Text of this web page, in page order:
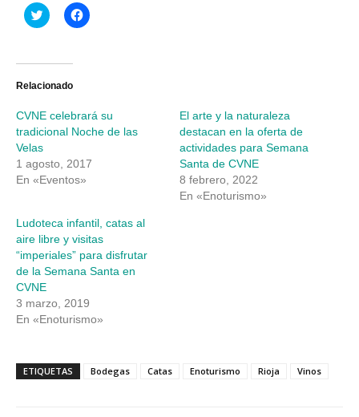
Haz
clic
Twitter
abre
ventana
nueva)
Haz
clic
ventana
nueva)
Relacionado
CVNE celebrará su
tradicional Noche de las
Velas
1 agosto, 2017
En «Eventos»
El arte y la naturaleza
destacan en la oferta de
actividades para Semana
Santa de CVNE
8 febrero, 2022
En «Enoturismo»
Ludoteca infantil, catas al
aire libre y visitas
“imperiales” para disfrutar
de la Semana Santa en
CVNE
3 marzo, 2019
En «Enoturismo»
ETIQUETAS Bodegas Catas Enoturismo Rioja Vinos